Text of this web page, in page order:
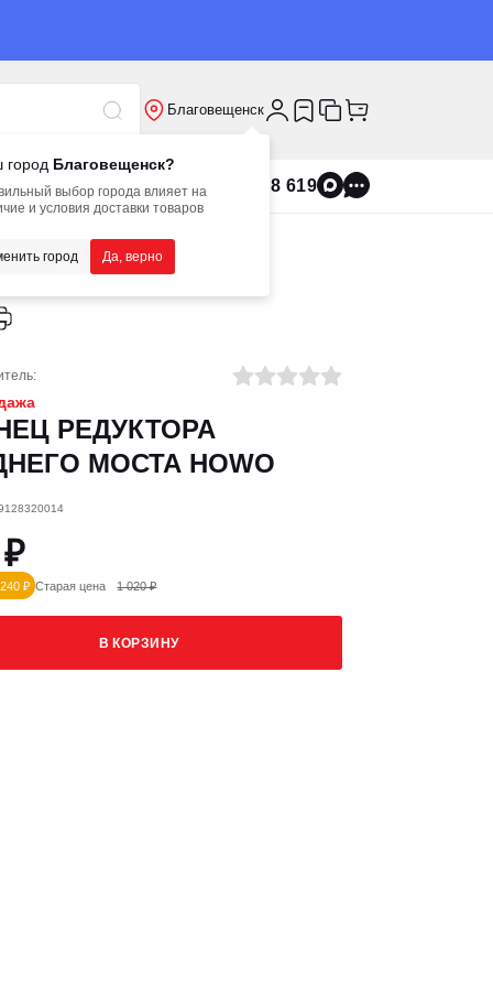
Благовещенск
город Благовещенск?
выбор города влияет на
и условия доставки товаров
город Да, верно
8 800 555 8 619
РЕДУКТОРА
МОСТА HOWO
₽ Старая цена 1 020 ₽
В КОРЗИНУ